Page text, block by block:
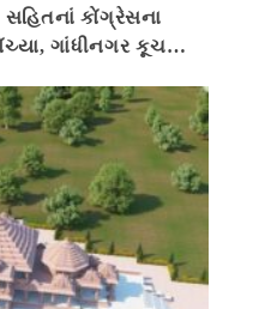
કોંગ્રેસના
ગાંધીનગર કૂચ